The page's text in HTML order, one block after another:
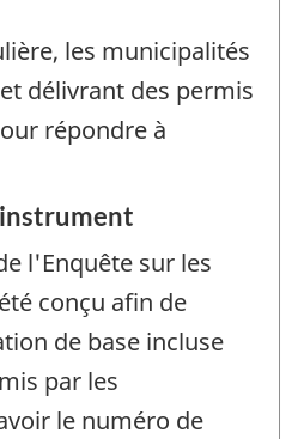
les municipalités
délivrant des permis
répondre à
l'Enquête sur les
conçu afin de
de base incluse
par les
le numéro de